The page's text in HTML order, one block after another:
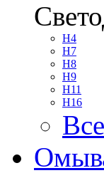
H4
H7
H8
H9
H11
H16